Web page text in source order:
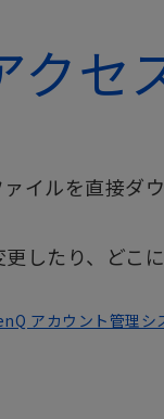
クセ
イルを直接ダ
したり、どこ
アカウント管理シ